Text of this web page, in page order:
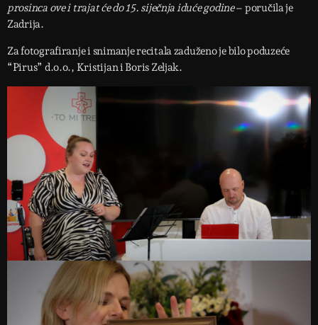
prosinca ove i trajat će do 15. siječnja iduće godine– poručila je
Zadrija.
Za fotografiranje i snimanje recitala zaduženo je bilo poduzeće
“Pirus” d.o.o., Kristijan i Boris Zeljak.